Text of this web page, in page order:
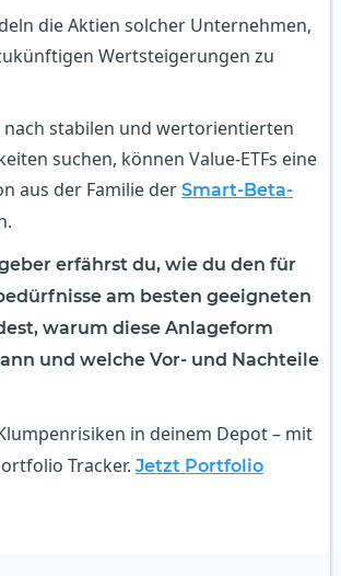
die Aktien solcher Unternehmen,
Wertsteigerungen zu
nach stabilen und wertorientierten
suchen, können Value-ETFs eine
aus der Familie der Smart-Beta-
erfährst du, wie du den für
am besten geeigneten
warum diese Anlageform
und welche Vor- und Nachteile
in deinem Depot – mit
Tracker. Jetzt Portfolio